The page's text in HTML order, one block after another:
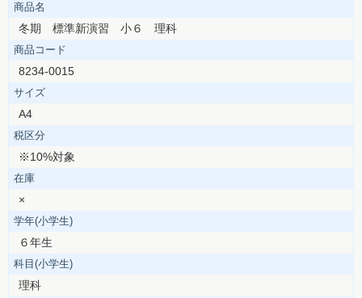
商品名
冬期 標準新演習 小６ 理科
商品コード
8234-0015
サイズ
A4
税区分
※10%対象
在庫
×
学年(小学生)
６年生
科目(小学生)
理科